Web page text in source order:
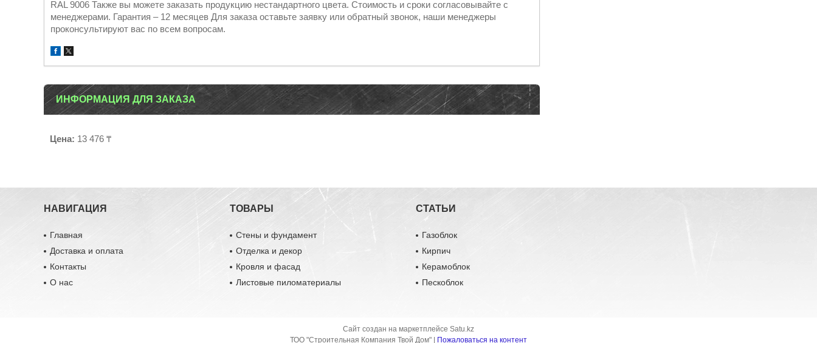
RAL 9006 Также вы можете заказать продукцию нестандартного цвета. Стоимость и сроки согласовывайте с
менеджерами. Гарантия – 12 месяцев Для заказа оставьте заявку или обратный звонок, наши менеджеры
проконсультируют вас по всем вопросам.
ИНФОРМАЦИЯ ДЛЯ ЗАКАЗА
Цена: 13 476 ₸
НАВИГАЦИЯ
Главная
Доставка и оплата
Контакты
О нас
ТОВАРЫ
Стены и фундамент
Отделка и декор
Кровля и фасад
Листовые пиломатериалы
СТАТЬИ
Газоблок
Кирпич
Керамоблок
Пескоблок
Сайт создан на маркетплейсе Satu.kz
Пожаловаться на контент